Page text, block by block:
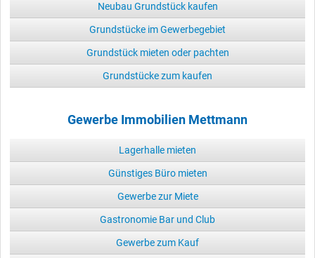
Neubau Grundstück kaufen
Grundstücke im Gewerbegebiet
Grundstück mieten oder pachten
Grundstücke zum kaufen
Gewerbe Immobilien Mettmann
Lagerhalle mieten
Günstiges Büro mieten
Gewerbe zur Miete
Gastronomie Bar und Club
Gewerbe zum Kauf